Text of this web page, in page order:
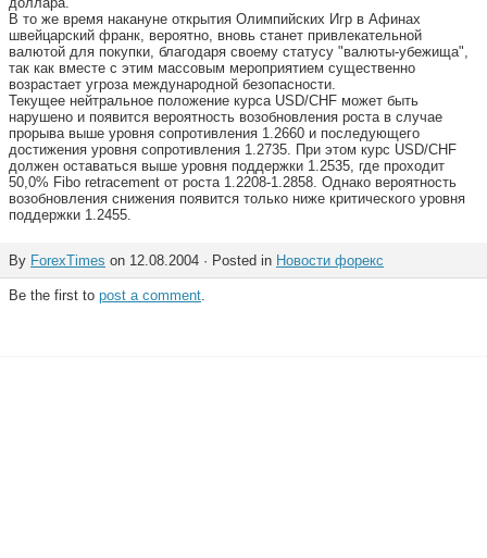
В то же время накануне открытия Олимпийских Игр в Афинах
швейцарский франк, вероятно, вновь станет привлекательной
валютой для покупки, благодаря своему статусу "валюты-убежища",
так как вместе с этим массовым мероприятием существенно
возрастает угроза международной безопасности.
Текущее нейтральное положение курса USD/CHF может быть
нарушено и появится вероятность возобновления роста в случае
прорыва выше уровня сопротивления 1.2660 и последующего
достижения уровня сопротивления 1.2735. При этом курс USD/CHF
должен оставаться выше уровня поддержки 1.2535, где проходит
50,0% Fibo retracement от роста 1.2208-1.2858. Однако вероятность
возобновления снижения появится только ниже критического уровня
поддержки 1.2455.
By ForexTimes on 12.08.2004 · Posted in Новости форекс
Be the first to post a comment.